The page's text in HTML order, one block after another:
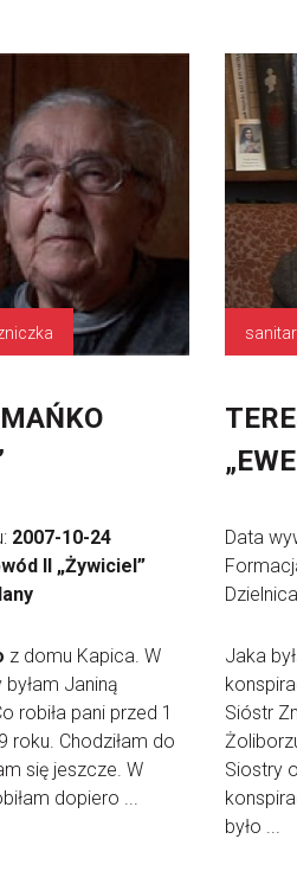
2007-10-24
II „Żywiciel”
z domu Kapica. W
Janiną
robiła pani przed 1
roku. Chodziłam do
się jeszcze. W
dopiero ...
Data
Jaka
Sióstr
Siostry
było ...